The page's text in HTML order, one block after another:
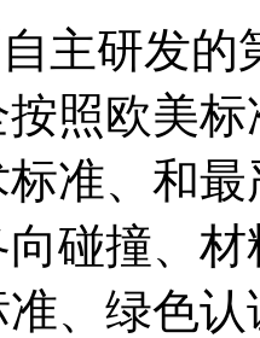
主研发
照欧美
准、和
碰撞、
、绿色